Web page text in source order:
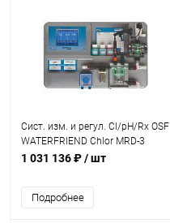
Сист. изм. и регул. Cl/pH/Rx OSF
WATERFRIEND Chlor MRD-3
+доз. нас. для коаг.+штанги
1 031 136 ₽/ шт
Подробнее